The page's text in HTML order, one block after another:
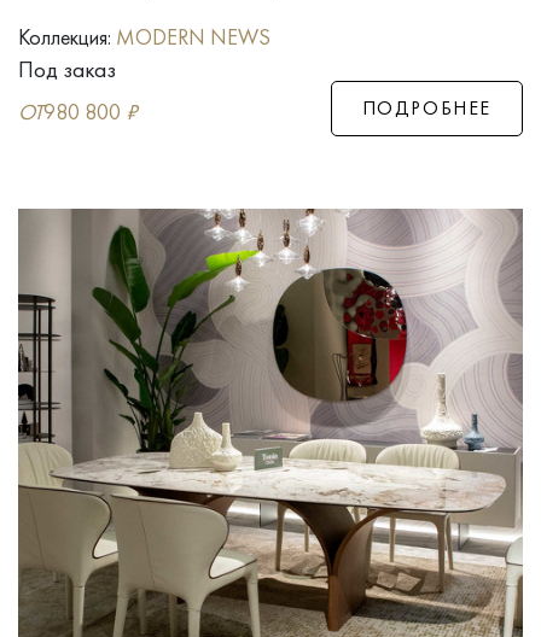
Коллекция: MODERN NEWS
Под заказ
ОТ980 800 ₽ ПОДРОБНЕЕ